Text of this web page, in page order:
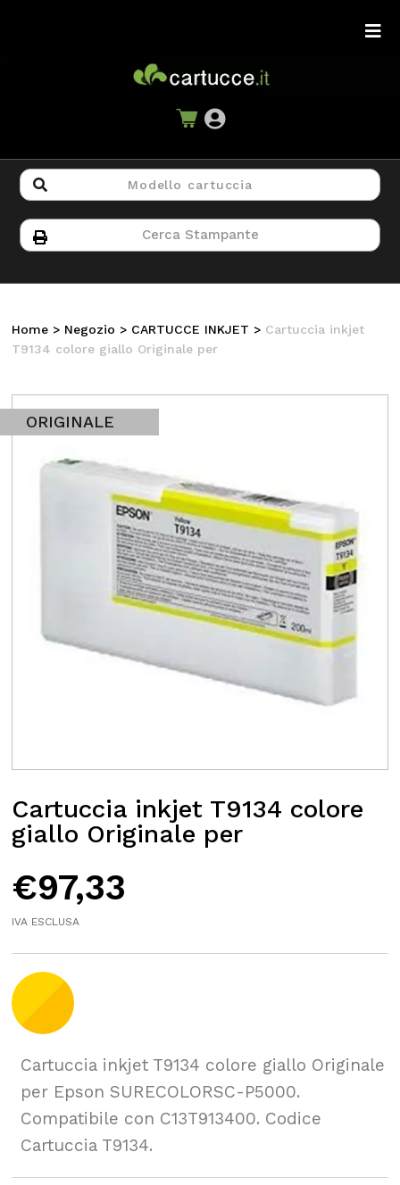
Home > Negozio > CARTUCCE INKJET > Cartuccia inkjet
T9134 colore giallo Originale per
ORIGINALE
Cartuccia inkjet T9134 colore
giallo Originale per
€97,33
IVA ESCLUSA
Cartuccia inkjet T9134 colore giallo Originale
per Epson SURECOLORSC-P5000.
Compatibile con C13T913400. Codice
Cartuccia T9134.